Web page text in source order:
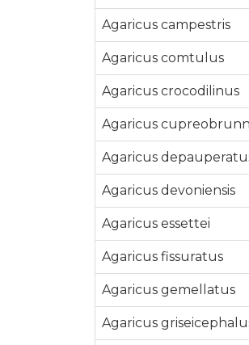
Agaricus campestris
Agaricus comtulus
Agaricus crocodilinus
Agaricus
Agaricus
Agaricus devoniensis
Agaricus essettei
Agaricus fissuratus
Agaricus gemellatus
Agaricus